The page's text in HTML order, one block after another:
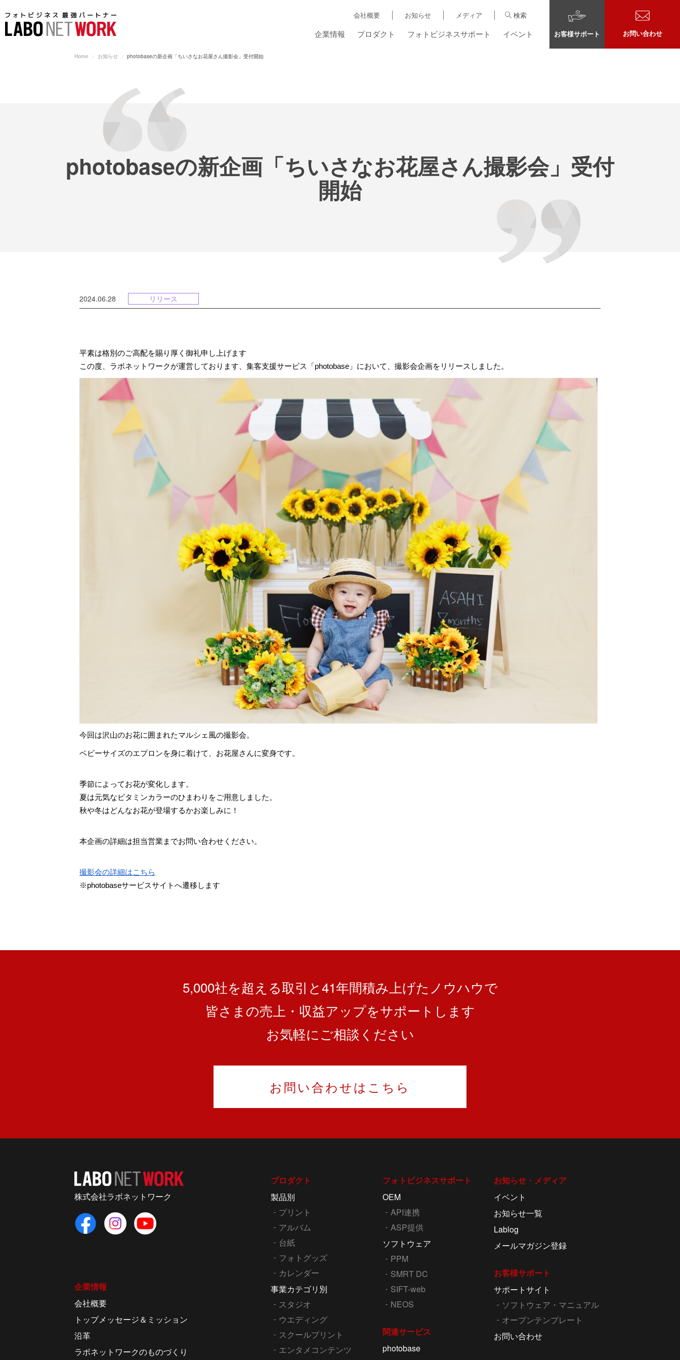
会社概要 お知らせ メディア 検索
企業情報 プロダクト フォトビジネスサポート イベント お客様サポート お問い合わせ
Home お知らせ photobaseの新企画「ちいさなお花屋さん撮影会」受付開始
photobaseの新企画「ちいさなお花屋さん撮影会」受付
開始
2024.06.28 リリース
平素は格別のご高配を賜り厚く御礼申し上げます
この度、ラボネットワークが運営しております、集客支援サービス「photobase」において、 撮影会企画をリリースしました。
今回は沢山のお花に囲まれたマルシェ風の撮影会。
ベビーサイズのエプロンを身に着けて、お花屋さんに変身です。
季節によってお花が変化します。
夏は元気なビタミンカラーのひまわりをご用意しました。
秋や冬はどんなお花が登場するかお楽しみに！
本企画の詳細は担当営業までお問い合わせください。
撮影会の詳細はこちら
※photobaseサービスサイトへ遷移します
5,000社を超える取引と41年間積み上げたノウハウで
皆さまの売上・収益アップをサポートします
お気軽にご相談ください
お問い合わせはこちら
株式会社ラボネットワーク
企業情報
会社概要
トップメッセージ＆ミッション
沿革
ラボネットワークのものづくり
プロダクト
製品別
プリント
アルバム
台紙
フォトグッズ
カレンダー
事業カテゴリ別
スタジオ
ウエディング
スクールプリント
エンタメコンテンツ
フォトビジネスサポート
OEM
API連携
ASP提供
ソフトウェア
PPM
SMRT DC
SIFT-web
NEOS
関連サービス
photobase
お知らせ・メディア
イベント
お知らせ一覧
Lablog
メールマガジン登録
お客様サポート
サポートサイト
ソフトウェア・マニュアル
オープンテンプレート
お問い合わせ